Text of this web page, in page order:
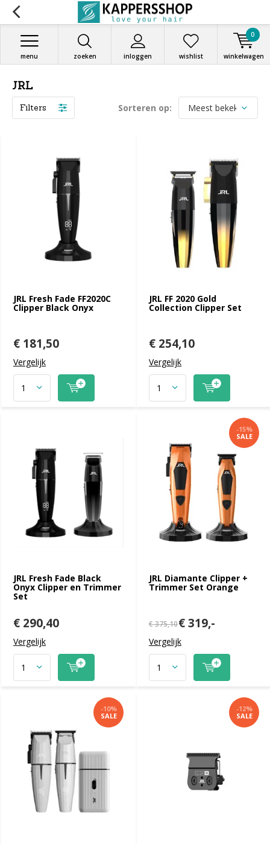
zoeken inloggen
menu wishlist winkelwagen
0
JRL
Filters Sorteren op:
JRL Fresh Fade FF2020C
Clipper Black Onyx
€ 181,50
Vergelijk
JRL FF 2020 Gold
Collection Clipper Set
€ 254,10
Vergelijk
JRL Fresh Fade Black
Onyx Clipper en Trimmer
Set
€ 290,40
Vergelijk
JRL Diamante Clipper +
Trimmer Set Orange
-15%
SALE
€ 375,10€ 319,-
Vergelijk
-10%
SALE
-12%
SALE